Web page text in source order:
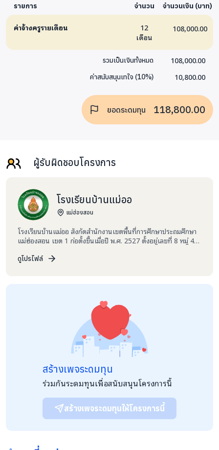
รายการ จำนวน จำนวนเงิน (บาท)
ค่าจ้างครูรายเดือน
12
เดือน
108,000.00
รวมเป็นเงินทั้งหมด 108,000.00
ค่าสนับสนุนเทใจ (10%) 10,800.00
ยอดระดมทุน 118,800.00
ผู้รับผิดชอบโครงการ
โรงเรียนบ้านแม่ออ
แม่ฮ่องสอน
โรงเรียนบ้านแม่ออ สังกัดสำนักงานเขตพื้นที่การศึกษาประถมศึกษา
แม่ฮ่องสอน เขต 1 ก่อตั้งขึ้นเมื่อปี พ.ศ. 2527 ตั้งอยู่เลขที่ 8 หมู่ 4
58140 สภาพพื้นที่ตั้งเป็นป่าเขาอยู่บนพื้นที่สูงเป็นที่อยู่อาศัยของชน
คน ครูอัตราจ้าง (งบบริจาค) จำนวน 1 คน และนักการภารโรง 1 คน
ดูโปรไฟล์
สร้างเพจระดมทุน
ร่วมกันระดมทุนเพื่อสนับสนุนโครงการนี้
สร้างเพจระดมทุนให้โครงการนี้